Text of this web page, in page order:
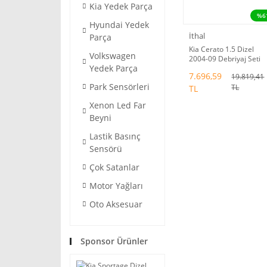
Kia Yedek Parça
Hyundai Yedek
Parça
Volkswagen
Yedek Parça
Park Sensörleri
Xenon Led Far
Beyni
Lastik Basınç
Sensörü
Çok Satanlar
Motor Yağları
Oto Aksesuar
Sponsor Ürünler
İthal
Kia Cerato 1.5 Dizel
2004-09 Debriyaj Seti
7.696,59
TL
19.819,41
TL